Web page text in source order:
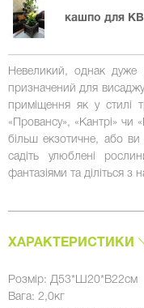
кашпо для
Невеликий, однак дуже
призначений для
приміщення як у стилі
«Провансу», «Кантрі»
більш екзотичне, або ви
садіть улюблені
фантазіями та діліться з
ХАРАКТЕРИСТИКИ
Розмір: Д53*Ш20*В22см
Вага: 2,0кг